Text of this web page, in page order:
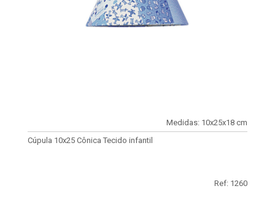
Medidas: 10x25x18 cm
Cúpula 10x25 Cônica Tecido infantil
Ref: 1260